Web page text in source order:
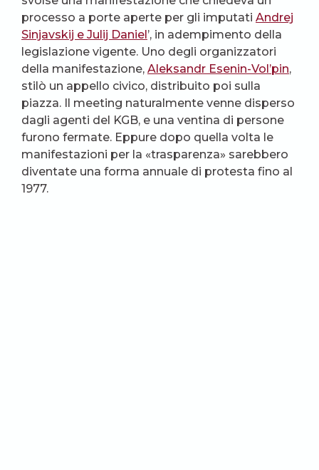
processo a porte aperte per gli imputati Andrej
Sinjavskij e Julij Daniel ’, in adempimento della
legislazione vigente. Uno degli organizzatori
della manifestazione, Aleksandr Esenin-Vol’pin,
stilò un appello civico, distribuito poi sulla
piazza. Il meeting naturalmente venne disperso
dagli agenti del KGB, e una ventina di persone
furono fermate. Eppure dopo quella volta le
manifestazioni per la «trasparenza» sarebbero
diventate una forma annuale di protesta fino al
1977.